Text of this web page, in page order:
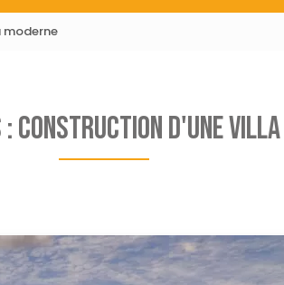
moderne
: Construction d'une